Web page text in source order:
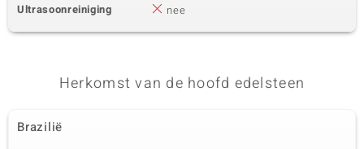
Ultrasoonreiniging
nee
Herkomst van de hoofd edelsteen
Brazilië